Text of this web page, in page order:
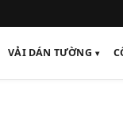
VẢI DÁN TƯỜNG